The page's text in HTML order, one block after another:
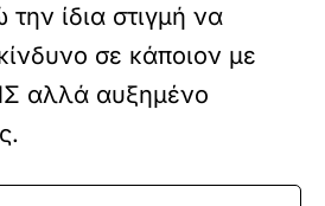
ίδια στιγμή να
σε κάποιον με
αλλά αυξημένο